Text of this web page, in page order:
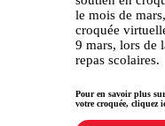
le mois de
croquée
9 mars, lors de
repas scolaires.
Pour en savoir plus
votre croquée, cliquez